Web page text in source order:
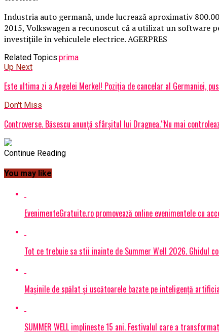
Industria auto germană, unde lucrează aproximativ
2015, Volkswagen a recunoscut că a utilizat un
investiţiile în vehiculele electrice. AGERPRES
Related Topics:prima
Up Next
Este ultima zi a Angelei Merkel! Poziția de cancelar al Germaniei,
Don't Miss
Controverse. Băsescu anunță sfârșitul lui Dragnea.“Nu mai
Continue Reading
You may like
EvenimenteGratuite.ro promovează online evenimentele cu
Tot ce trebuie sa stii inainte de Summer Well 2026. Ghidul
Mașinile de spălat și uscătoarele bazate pe inteligență
SUMMER WELL implineste 15 ani. Festivalul care a